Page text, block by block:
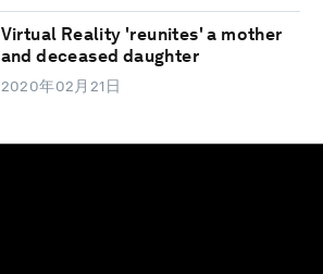
Virtual Reality 'reunites' a mother
and deceased daughter
2020年02月21日